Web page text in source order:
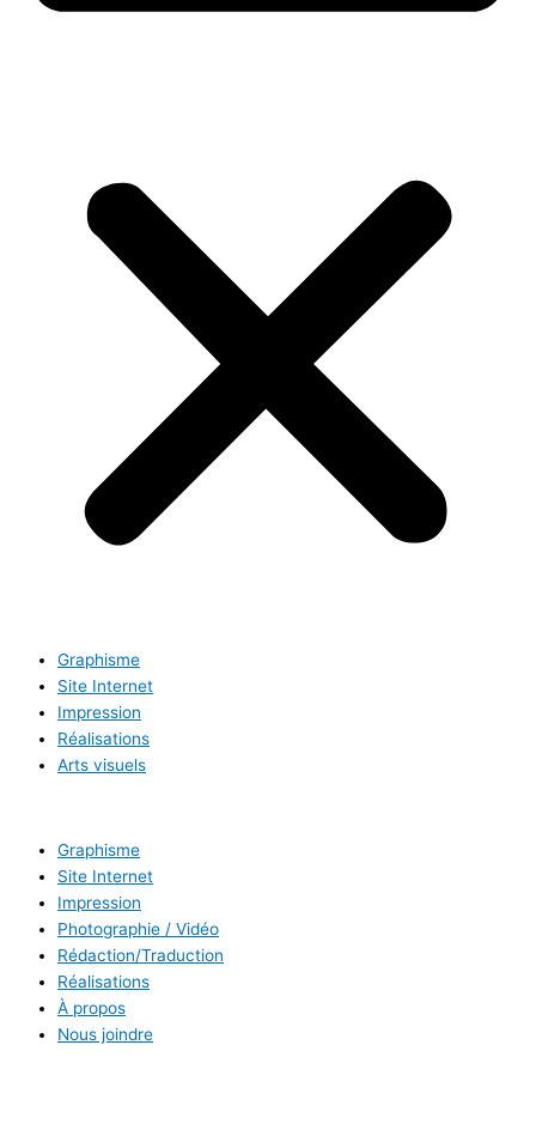
Graphisme
Site Internet
Impression
Réalisations
Arts visuels
Graphisme
Site Internet
Impression
Photographie / Vidéo
Rédaction/Traduction
Réalisations
À propos
Nous joindre